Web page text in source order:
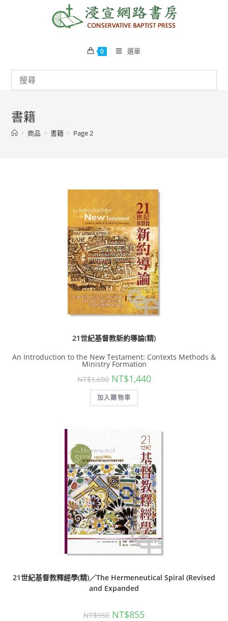
0 選單
書籍
> 商品 > 書籍 > Page 2
21世紀基督教新約導論(精)
An Introduction to the New Testament: Contexts Methods &
Ministry Formation
NT$1,600 NT$1,440
加入購物車
21世紀基督教釋經學(精)／The Hermeneutical Spiral (Revised
and Expanded
NT$950 NT$855